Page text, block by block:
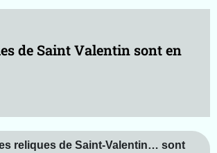
A
de Saint Valentin sont en
reliques de Saint‑Valentin… sont